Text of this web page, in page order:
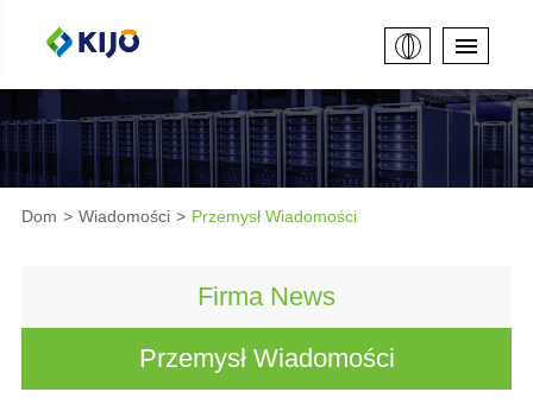
Dom Wiadomości Przemysł Wiadomości
Firma News
Przemysł Wiadomości